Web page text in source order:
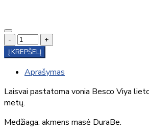
-
+
Į KREPŠELĮ
Aprašymas
Laisvai pastatoma vonia Besco Viya
metų.
Medžiaga: akmens masė DuraBe.